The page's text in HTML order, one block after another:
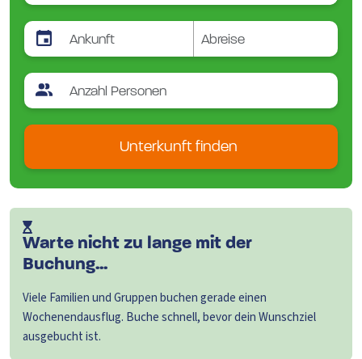
Unterkunft finden
Warte nicht zu lange mit der
Buchung...
Viele Familien und Gruppen buchen gerade einen
Wochenendausflug. Buche schnell, bevor dein Wunschziel
ausgebucht ist.